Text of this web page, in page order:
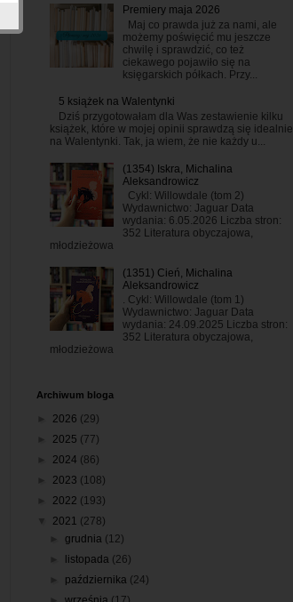
Premiery maja 2026
Maj co prawda już za nami, ale
możemy poświęcić mu jeszcze
chwilę i sprawdzić, co też
ciekawego pojawiło się na
księgarskich półkach. Przy...
5 książek na Walentynki
Dziś przygotowałam dla Was zestawienie kilku
książek, które w mojej opinii sprawdzą się idealnie
na Walentynki. Tak, ja wiem, że nie każdy u...
(1354) Iskra, Michalina
Aleksandrowicz
Cykl: Willowdale (tom 2)
Wydawnictwo: Jaguar Data
wydania: 6.05.2026 Liczba stron:
352 Literatura obyczajowa,
młodzieżowa
(1351) Cień, Michalina
Aleksandrowicz
. Cykl: Willowdale (tom 1)
Wydawnictwo: Jaguar Data
wydania: 24.09.2025 Liczba stron:
352 Literatura obyczajowa,
młodzieżowa
Archiwum bloga
2026 (29)
2025 (77)
2024 (86)
2023 (108)
2022 (193)
2021 (278)
►grudnia (12)
listopada (26)
października (24)